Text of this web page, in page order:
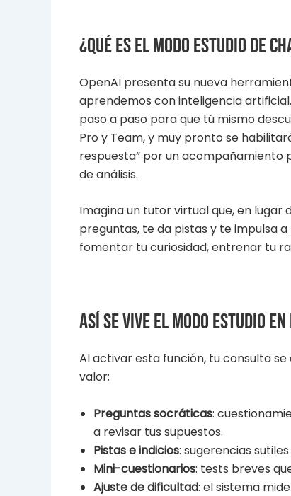
¿Qué es el modo Estudio de
OpenAI presenta su nueva
aprendemos con inteligencia
paso a paso para que tú mismo
Pro y Team, y muy pronto se
respuesta” por un
de análisis.
Imagina un tutor virtual que, en
preguntas, te da pistas y te impulsa
fomentar tu curiosidad, entrenar tu
Así se vive el modo Estudio
Al activar esta función, tu consulta
valor:
Preguntas socráticas:
a revisar tus supuestos.
Pistas e indicios: sugerencias
Mini-cuestionarios: tests breves
Ajuste de dificultad: el sistema